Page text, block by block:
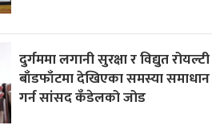
दुर्गममा लगानी सुरक्षा र विद्युत रोयल्टी
बाँडफाँटमा देखिएका समस्या समाधान
गर्न सांसद कँडेलको जोड